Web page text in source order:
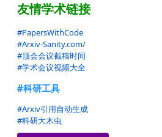
友情学术链接
#PapersWithCode
#Arxiv-Sanity.com/
#顶会会议截稿时间
#学术会议视频大全
#科研工具
#Arxiv引用自动生成
#科研大木虫